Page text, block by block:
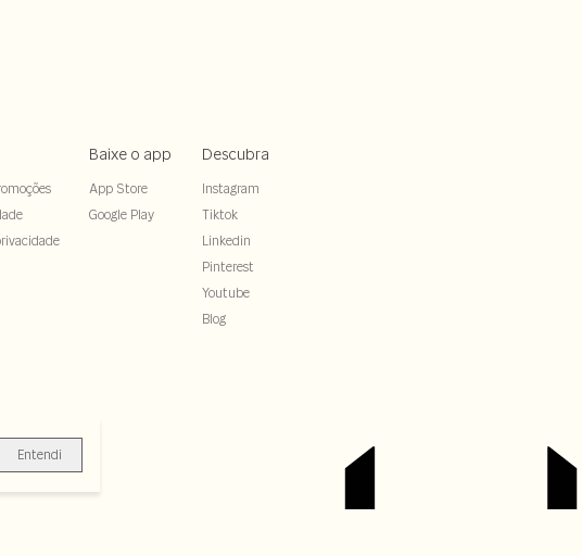
Entendi
Baixe o app
App Store
Google Play
Descubra
Instagram
Tiktok
Linkedin
Pinterest
Youtube
Blog